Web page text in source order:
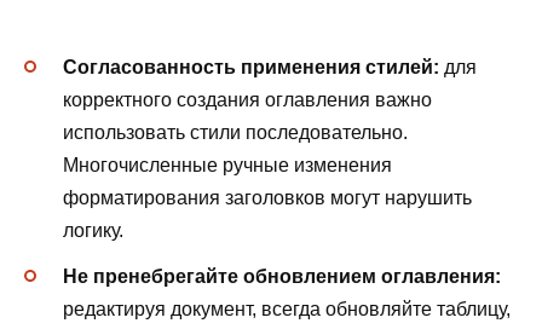
Согласованность применения стилей: для
корректного создания оглавления важно
использовать стили последовательно.
Многочисленные ручные изменения
форматирования заголовков могут нарушить
логику.
Не пренебрегайте обновлением оглавления:
редактируя документ, всегда обновляйте таблицу,